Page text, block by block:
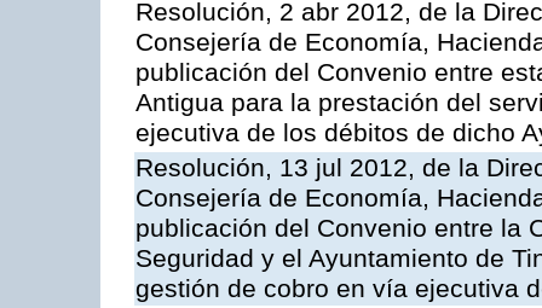
Resolución, 2 abr 2012, de la
Consejería de Economía,
publicación del Convenio entre
Antigua para la prestación del
ejecutiva de los débitos de dicho
Resolución, 13 jul 2012, de la
Consejería de Economía,
publicación del Convenio entre la
Seguridad y el Ayuntamiento de
gestión de cobro en vía ejecutiva